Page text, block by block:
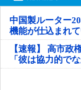
中国製ルーター
機能が仕込まれ
【速報】 高市政
「彼は協力的で
判明